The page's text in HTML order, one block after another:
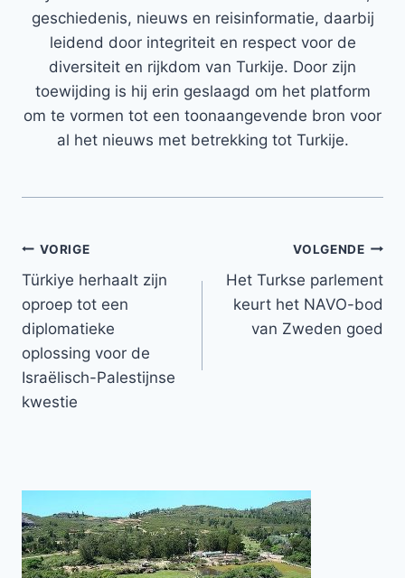
geschiedenis, nieuws en reisinformatie, daarbij
leidend door integriteit en respect voor de
diversiteit en rijkdom van Turkije. Door zijn
toewijding is hij erin geslaagd om het platform
om te vormen tot een toonaangevende bron voor
al het nieuws met betrekking tot Turkije.
Bericht
navigatie
VORIGE
Türkiye herhaalt zijn
oproep tot een
diplomatieke
oplossing voor de
Israëlisch-Palestijnse
kwestie
VOLGENDE
Het Turkse parlement
keurt het NAVO-bod
van Zweden goed